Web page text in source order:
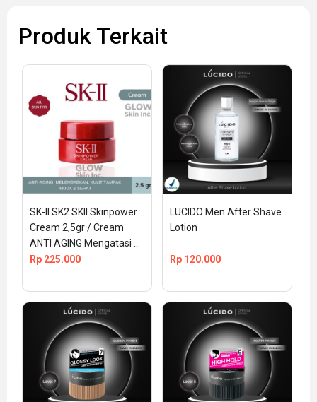
Produk Terkait
SK-II SK2 SKII Skinpower
Cream 2,5gr / Cream
ANTI AGING Mengatasi
Kerutan Wajah
Rp 225.000
LUCIDO Men After Shave
Lotion
Rp 120.000